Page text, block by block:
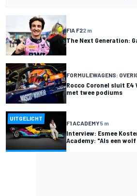
FIA F22 m
The Next Generation:
FORMULEWAGENS:
Rocco Coronel sluit
met twee podiums
UITGELICHT
F1 ACADEMY5 m
Interview: Esmee
Academy: "Als een